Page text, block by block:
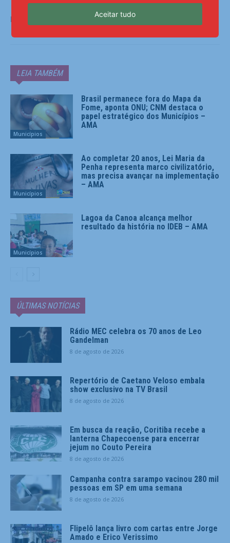
Fonte:
LEIA TAMBÉM
Municípios
Brasil permanece fora do Mapa da
Fome, aponta ONU; CNM destaca o
papel estratégico dos Municípios –
AMA
Municípios
Ao completar 20 anos, Lei Maria da
Penha representa marco civilizatório,
mas precisa avançar na implementação
– AMA
Municípios
Lagoa da Canoa alcança melhor
resultado da história no IDEB – AMA
ÚLTIMAS NOTÍCIAS
Rádio MEC celebra os 70 anos de Leo
Gandelman
8 de agosto de 2026
Repertório de Caetano Veloso embala
show exclusivo na TV Brasil
8 de agosto de 2026
Em busca da reação, Coritiba recebe a
lanterna Chapecoense para encerrar
jejum no Couto Pereira
8 de agosto de 2026
Campanha contra sarampo vacinou 280 mil
pessoas em SP em uma semana
8 de agosto de 2026
Flipelô lança livro com cartas entre Jorge
Amado e Erico Verissimo
Aceitar tudo